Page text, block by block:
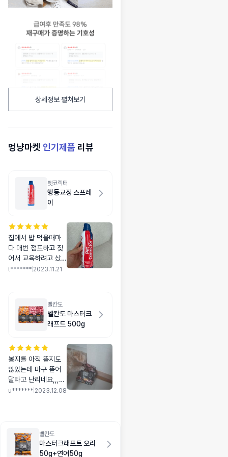
상세정보 펼쳐보기
멍냥마켓 인기제품 리뷰
펫코렉터
행동교정 스프레
이
집에서 밥 먹을때마
다 매번 점프하고 짖
어서 교육하려고 샀
어요. 식탁 위에 두고
t******* 2023.11.21
벨칸도
벨칸도 마스터크
래프트 500g
봉지를 아직 뜯지도
않았는데 마구 뜯어
달라고 난리네요,,,뜯
어서 먹여봤는데 바
테는 맞는사료 같아
요 ㅇ리단 눈물이 안
나는사료를찾고있는
u******* 2023.12.08
벨칸도
마스터크래프트 오리
50g+연어50g